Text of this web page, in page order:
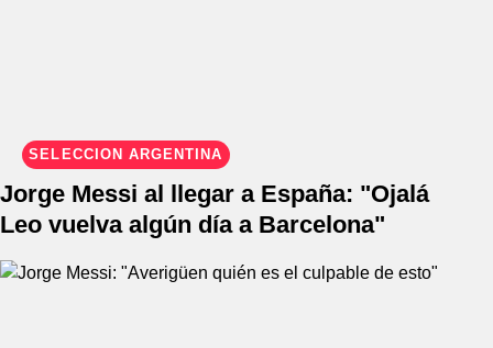
SELECCIÓN ARGENTINA
Jorge Messi al llegar a España: "Ojalá
Leo vuelva algún día a Barcelona"